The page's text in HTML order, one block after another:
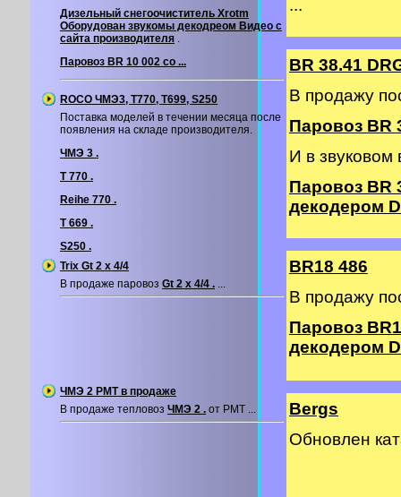
Дизельный снегоочиститель Xrotm
Оборудован звукомы декодреом Видео с
сайта производителя .
Паровоз BR 10 002 со ...
ROCO ЧМЭ3, T770, T699, S250
Поставка моделей в течении месяца после
появления на складе производителя.
ЧМЭ 3 .
T 770 .
Reihe 770 .
T 669 .
S250 .
Trix Gt 2 х 4/4
В продаже паровоз Gt 2 х 4/4 . ...
ЧМЭ 2 PMT в продаже
В продаже тепловоз ЧМЭ 2 . от PMT ...
...
BR 38.41
В продажу
Паровоз BR
И в звуковом
Паровоз BR
декодером
BR18 486
В продажу
Паровоз
декодером
Bergs
Обновлен